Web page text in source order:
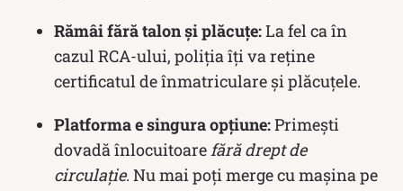
Rămâi fără talon și plăcuțe:La fel ca în
cazul RCA-ului, poliția îți va reține
certificatul de înmatriculare și plăcuțele.
Platforma e singura opțiune:Primești
dovadă înlocuitoarefără drept de
circulație. Nu mai poți merge cu mașina pe